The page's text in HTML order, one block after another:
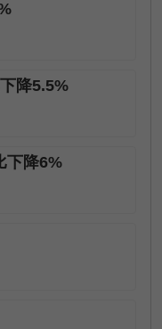
降5.5%
下降6%